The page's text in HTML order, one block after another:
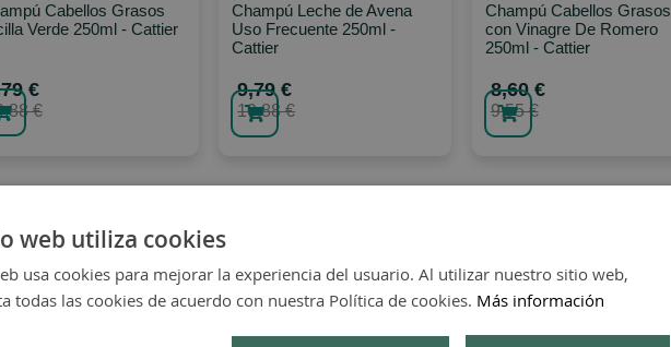
Cabellos Grasos
Verde 250ml - Cattier
€
€
Champú Leche de Avena
Uso Frecuente 250ml -
Cattier
9,79 €
10,88 €
Champú Cabellos Grasos
con Vinagre De Romero
250ml - Cattier
8,60 €
9,55 €
web utiliza cookies
usa cookies para mejorar la experiencia del usuario. Al utilizar nuestro sitio web,
todas las cookies de acuerdo con nuestra Política de cookies. Más información